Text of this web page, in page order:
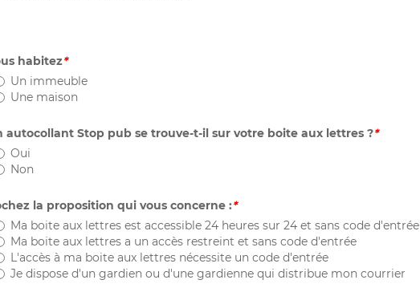
habitez*
Un immeuble
Une maison
autocollant Stop pub se trouve-t-il sur votre boite aux lettres ?*
Oui
Non
la proposition qui vous concerne :*
Ma boite aux lettres est accessible 24 heures sur 24 et sans code d'entrée
Ma boite aux lettres a un accès restreint et sans code d'entrée
L'accès à ma boite aux lettres nécessite un code d'entrée
Je dispose d'un gardien ou d'une gardienne qui distribue mon courrier